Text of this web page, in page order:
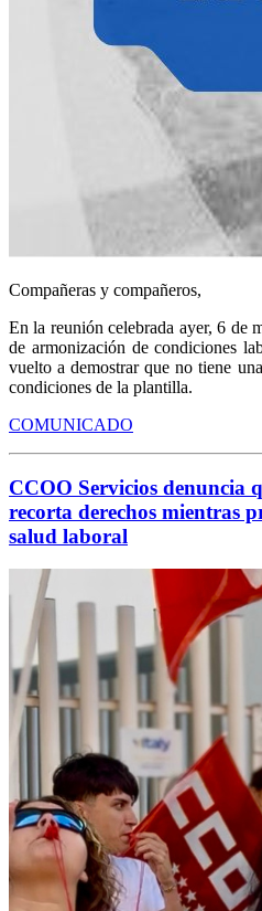
Compañeras y compañeros,
En la reunión celebrada ayer, 6 de
de armonización de condiciones
vuelto a demostrar que no tiene
condiciones de la plantilla.
COMUNICADO
CCOO Servicios denuncia
recorta derechos mientras
salud laboral